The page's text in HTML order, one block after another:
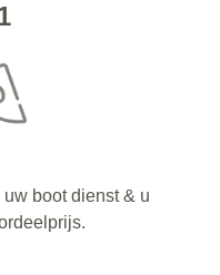
boot dienst & u